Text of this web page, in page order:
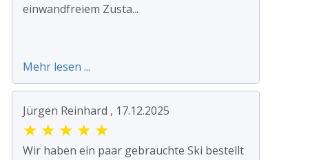
einwandfreiem Zusta...
Mehr lesen ...
Jürgen Reinhard , 17.12.2025
★ ★ ★ ★ ★
Wir haben ein paar gebrauchte Ski bestellt